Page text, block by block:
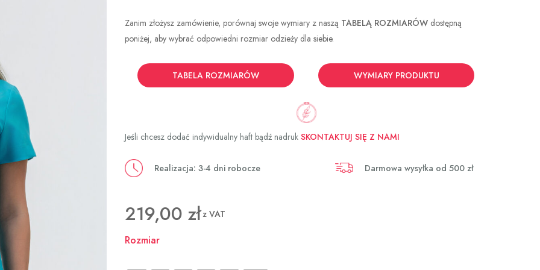
Zanim złożysz zamówienie, porównaj swoje wymiary z naszą TABELĄ ROZMIARÓW dostępną
poniżej, aby wybrać odpowiedni rozmiar odzieży dla siebie.
TABELA ROZMIARÓW WYMIARY PRODUKTU
Jeśli chcesz dodać indywidualny haft bądź nadruk SKONTAKTUJ SIĘ Z NAMI
Realizacja: 3-4 dni robocze Darmowa wysyłka od 500 zł
219,00złz VAT
Rozmiar